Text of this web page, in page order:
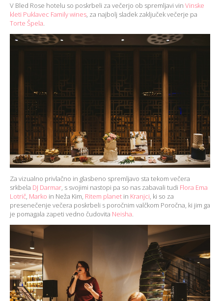
V Bled Rose hotelu so poskrbeli za večerjo ob spremljavi vin Vinske
kleti Puklavec Family wines, za najbolj sladek zaključek večerje pa
Torte Špela.
Za vizualno privlačno in glasbeno spremljavo sta tekom večera
srkbela DJ Darmar, s svojimi nastopi pa so nas zabavali tudi Flora Ema
Lotrič, Marko in Neža Kim, Ritem planet in Kranjci, ki so za
presenečenje večera poskrbeli s poročnim valčkom Poročna, ki jim ga
je pomagala zapeti vedno čudovita Neisha.